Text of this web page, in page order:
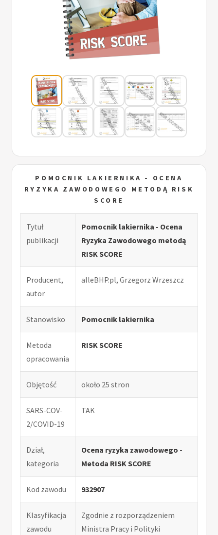
POMOCNIK LAKIERNIKA - OCENA
RYZYKA ZAWODOWEGO METODĄ RISK
SCORE
Tytuł
publikacji
Pomocnik lakiernika - Ocena
Ryzyka Zawodowego metodą
RISK SCORE
Producent,
autor
alleBHP.pl, Grzegorz Wrzeszcz
Stanowisko Pomocnik lakiernika
Metoda
opracowania
RISK SCORE
Objętość około 25 stron
SARS-COV-
2/COVID-19
TAK
Dział,
kategoria
Ocena ryzyka zawodowego -
Metoda RISK SCORE
Kod zawodu 932907
Klasyfikacja
zawodu
Zgodnie z rozporządzeniem
Ministra Pracy i Polityki